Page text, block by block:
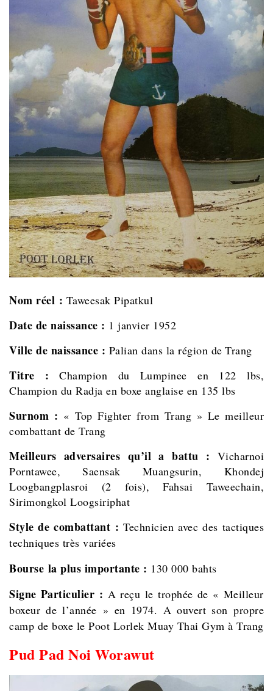
Nom réel : Taweesak Pipatkul
Date de naissance : 1 janvier 1952
Ville de naissance : Palian dans la région de Trang
Titre :Champion du Lumpinee en 122 lbs,
Champion du Radja en boxe anglaise en 135 lbs
Surnom : « Top Fighter from Trang » Le meilleur
combattant de Trang
Meilleurs adversaires qu’il a battu : Vicharnoi
Porntawee, Saensak Muangsurin, Khondej
Loogbangplasroi (2 fois), Fahsai Taweechain,
Sirimongkol Loogsiriphat
Style de combattant :Technicien avec des tactiques
techniques très variées
Bourse la plus importante : 130 000 bahts
Signe Particulier : A reçu le trophée de « Meilleur
boxeur de l’année » en 1974. A ouvert son propre
camp de boxe le Poot Lorlek Muay Thai Gym à Trang
Pud Pad Noi Worawut